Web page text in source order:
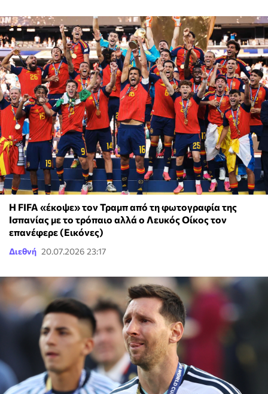
Η FIFA «έκοψε» τον Τραμπ από τη φωτογραφία της
Ισπανίας με το τρόπαιο αλλά ο Λευκός Οίκος τον
επανέφερε (Εικόνες)
Διεθνή 20.07.2026 23:17